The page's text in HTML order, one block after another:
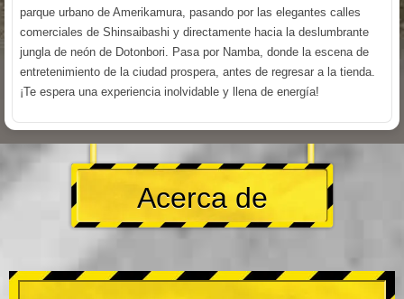
parque urbano de Amerikamura, pasando por las elegantes calles
comerciales de Shinsaibashi y directamente hacia la deslumbrante
jungla de neón de Dotonbori. Pasa por Namba, donde la escena de
entretenimiento de la ciudad prospera, antes de regresar a la tienda.
¡Te espera una experiencia inolvidable y llena de energía!
Acerca de